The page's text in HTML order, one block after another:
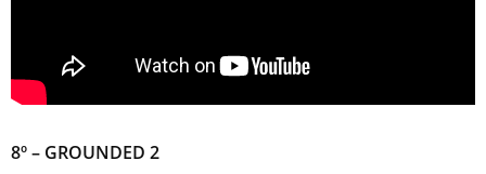
8º – GROUNDED 2